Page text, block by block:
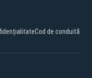
Cod de conduită